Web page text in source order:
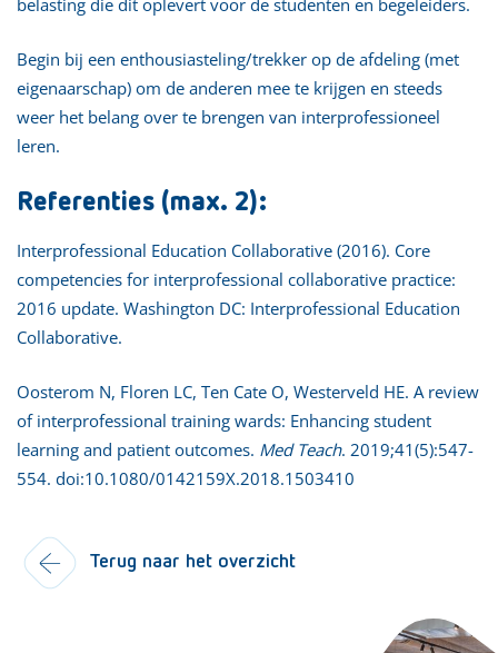
Begin bij een enthousiasteling/trekker op de afdeling (met
eigenaarschap) om de anderen mee te krijgen en steeds
weer het belang over te brengen van interprofessioneel
leren.
Referenties (max. 2):
Interprofessional Education Collaborative (2016). Core
competencies for interprofessional collaborative practice:
2016 update. Washington DC: Interprofessional Education
Collaborative.
Oosterom N, Floren LC, Ten Cate O, Westerveld HE. A review
of interprofessional training wards: Enhancing student
learning and patient outcomes. Med Teach. 2019;41(5):547-
554. doi:10.1080/0142159X.2018.1503410
Terug naar het overzicht